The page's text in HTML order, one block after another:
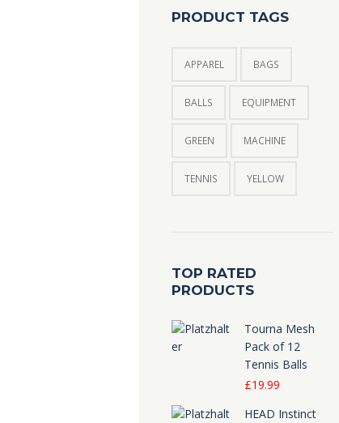
PRODUCT TAGS
APPAREL BAGS
BALLS EQUIPMENT
GREEN MACHINE
TENNIS YELLOW
TOP RATED
PRODUCTS
Tourna Mesh
Pack of 12
Tennis Balls
£19.99
HEAD Instinct